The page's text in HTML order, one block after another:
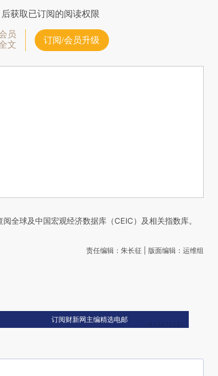
获取已订阅的阅读权限
员
文
订阅/会员升级
阅全球及中国宏观经济数据库（CEIC）及相关指数库。
责任编辑：朱长征 | 版面编辑：运维组
订阅财新网主编精选电邮